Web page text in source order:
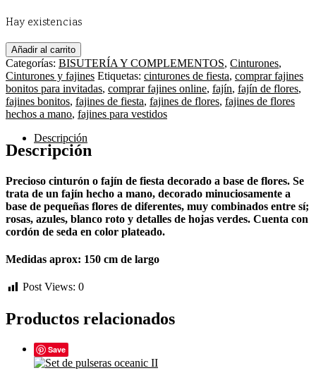
Hay existencias
Fajín
flores
hecho
a
mano
cantidad
Añadir al carrito
Categorías: BISUTERÍA Y COMPLEMENTOS, Cinturones,
Cinturones y fajines Etiquetas: cinturones de fiesta, comprar fajines
bonitos para invitadas, comprar fajines online, fajín, fajín de flores,
fajines bonitos, fajines de fiesta, fajines de flores, fajines de flores
hechos a mano, fajines para vestidos
Descripción
Descripción
Precioso cinturón o fajín de fiesta decorado a base de flores. Se
trata de un fajín hecho a mano, decorado minuciosamente a
base de pequeñas flores de diferentes, muy combinados entre sí;
rosas, azules, blanco roto y detalles de hojas verdes. Cuenta con
cordón de seda en color plateado.
Medidas aprox: 150 cm de largo
Post Views: 0
Productos relacionados
Save